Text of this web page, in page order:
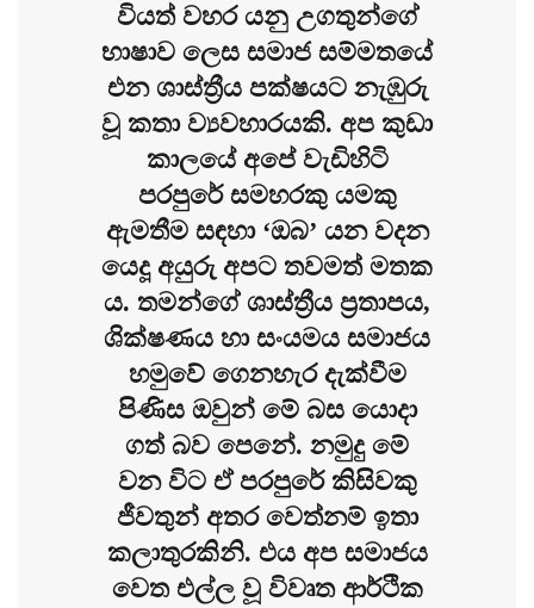
වියත් වහර යනු උගතුන්ගේ
භාෂාව ලෙස සමාජ සම්මතයේ
එන ශාස්ත්‍රීය පක්ෂයට නැඹුරු
වූ කතා ව්‍යවහාරයකි. අප කුඩා
කාලයේ අපේ වැඩිහිටි
පරපුරේ සමහරකු යමකු
ඇමතීම සඳහා ‘ඔබ’ යන වදන
යෙදූ අයුරු අපට තවමත් මතක
ය. තමන්ගේ ශාස්ත්‍රීය ප්‍රතාපය,
ශික්ෂණය හා සංයමය සමාජය
හමුවේ ගෙනහැර දැක්වීම
පිණිස ඔවුන් මේ බස යොදා
ගත් බව පෙනේ. නමුදු මේ
වන විට ඒ පරපුරේ කිසිවකු
ජීවතුන් අතර වෙත්නම් ඉතා
කලාතුරකිනි. එය අප සමාජය
වෙත එල්ල වූ විවෘත ආර්ථික